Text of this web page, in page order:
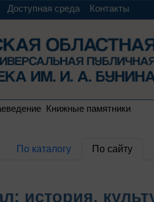
Доступная среда Контакты
Книжные памятники
По каталогу По сайту
история,